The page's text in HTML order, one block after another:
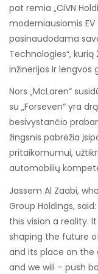
pat remia „CiVN
moderniausiomis
pasinaudodama
Technologies“, kurią
inžinerijos ir lengvos
Nors „McLaren“
su „Forseven“ yra
besivystančio
žingsnis pabrėžia
pritaikomumui,
automobilių
Jassem Al Zaabi,
Group Holdings,
this vision a reality.
shaping the future
and its place on
and we will – push